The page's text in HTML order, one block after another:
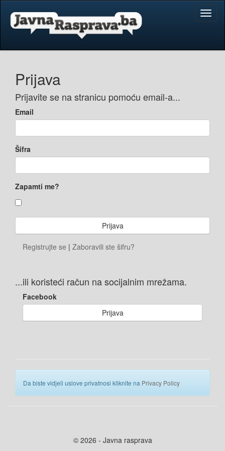
Prijava
Prijavite se na stranicu pomoću email-a...
Email
Šifra
Zapamti me?
Registrujte se | Zaboravili ste šifru?
...ili koristeći račun na socijalnim mrežama.
Facebook
Prijava
Da biste vidjeli uslove privatnosi kliknite na Privacy Policy
© 2026 - Javna rasprava